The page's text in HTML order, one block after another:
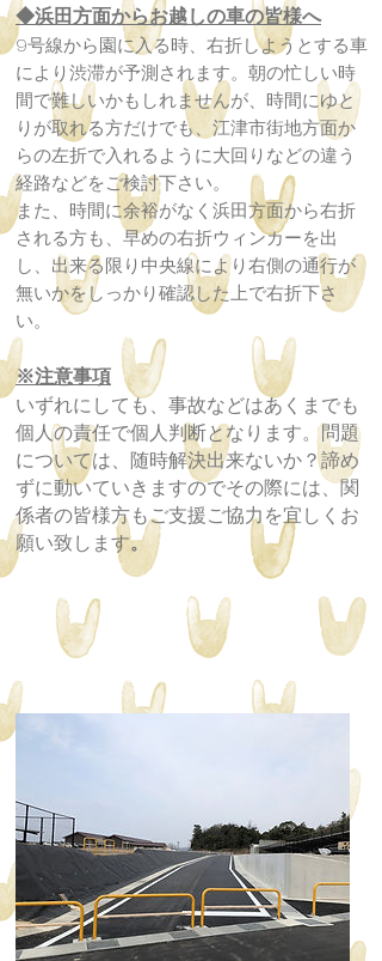
◆浜田方面からお越しの車の皆様へ
9号線から園に入る時、右折しようとする車
により渋滞が予測されます。朝の忙しい時
間で難しいかもしれませんが、時間にゆと
りが取れる方だけでも、江津市街地方面か
らの左折で入れるように大回りなどの違う
経路などをご検討下さい。
また、時間に余裕がなく浜田方面から右折
される方も、早めの右折ウィンカーを出
し、出来る限り中央線により右側の通行が
無いかをしっかり確認した上で右折下さ
い。
※注意事項
いずれにしても、事故などはあくまでも
個人の責任で個人判断となります。問題
については、随時解決出来ないか？諦め
ずに動いていきますのでその際には、関
係者の皆様方もご支援ご協力を宜しくお
願い致します。